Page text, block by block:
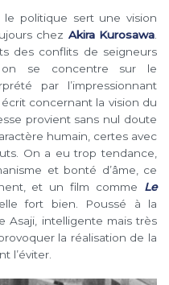
le politique sert une vision
chez Akira Kurosawa.
des conflits de seigneurs
on se concentre sur le
par l’impressionnant
concernant la vision du
provient sans nul doute
humain, certes avec
On a eu trop tendance,
et bonté d’âme, ce
et un film comme Le
fort bien. Poussé à la
Asaji, intelligente mais très
la réalisation de la
l’éviter.